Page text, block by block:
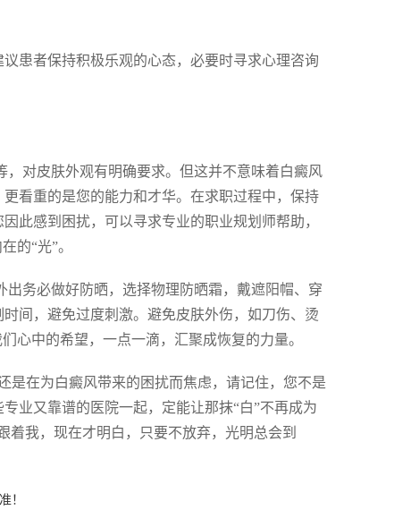
患者保持积极乐观的心态，必要时寻求心理咨询
对皮肤外观有明确要求。但这并不意味着白癜风
看重的是您的能力和才华。在求职过程中，保持
此感到困扰，可以寻求专业的职业规划师帮助，
的“光”。
务必做好防晒，选择物理防晒霜，戴遮阳帽、穿
间，避免过度刺激。避免皮肤外伤，如刀伤、烫
心中的希望，一点一滴，汇聚成恢复的力量。
是在为白癜风带来的困扰而焦虑，请记住，您不是
业又靠谱的医院一起，定能让那抹“白”不再成为
我，现在才明白，只要不放弃，光明总会到
！